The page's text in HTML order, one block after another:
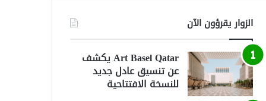
الزوار يقرؤون الآن
Art Basel Qatar يكشف
عن تنسيق عادل جديد
للنسخة الافتتاحية